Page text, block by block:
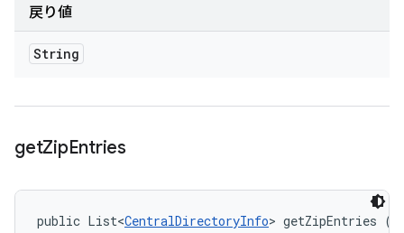
戻り値
String
getZipEntries
public List<CentralDirectoryInfo> getZipEntries ()